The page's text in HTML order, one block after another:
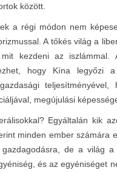
között.
a régi módon nem
A tőkés világ a
kezdeni az iszlámmal.
hogy Kína legyőzi
teljesítményével,
megújulási
Egyáltalán kik
minden ember számára
de a világ a
és az egyéniséget